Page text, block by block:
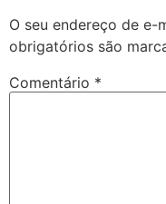
O seu endereço de e-
obrigatórios são
Comentário *